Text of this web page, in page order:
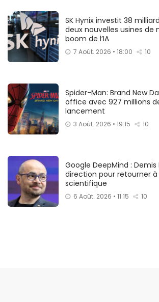
SK Hynix investit 38
deux nouvelles usines
boom de l’IA
7 Août. 2026 • 18:00 10
Spider-Man: Brand New
office avec 927 millions
lancement
3 Août. 2026 • 19:15 10
Google DeepMind :
direction pour retourner
scientifique
6 Août. 2026 • 11:15 10